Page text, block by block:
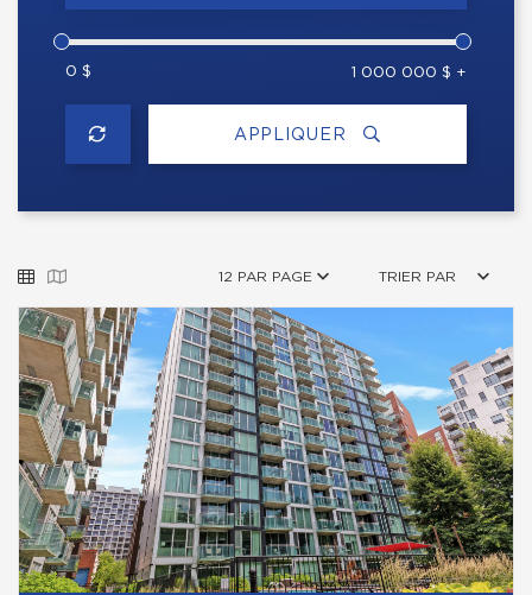
0 $ 1 000 000 $ +
APPLIQUER
12 PAR PAGE TRIER PAR